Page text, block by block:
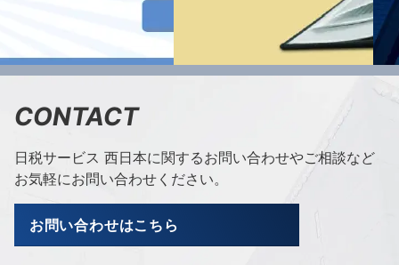
CONTACT
日税サービス 西日本に関するお問い合わせやご相談など
お気軽にお問い合わせください。
お問い合わせはこちら